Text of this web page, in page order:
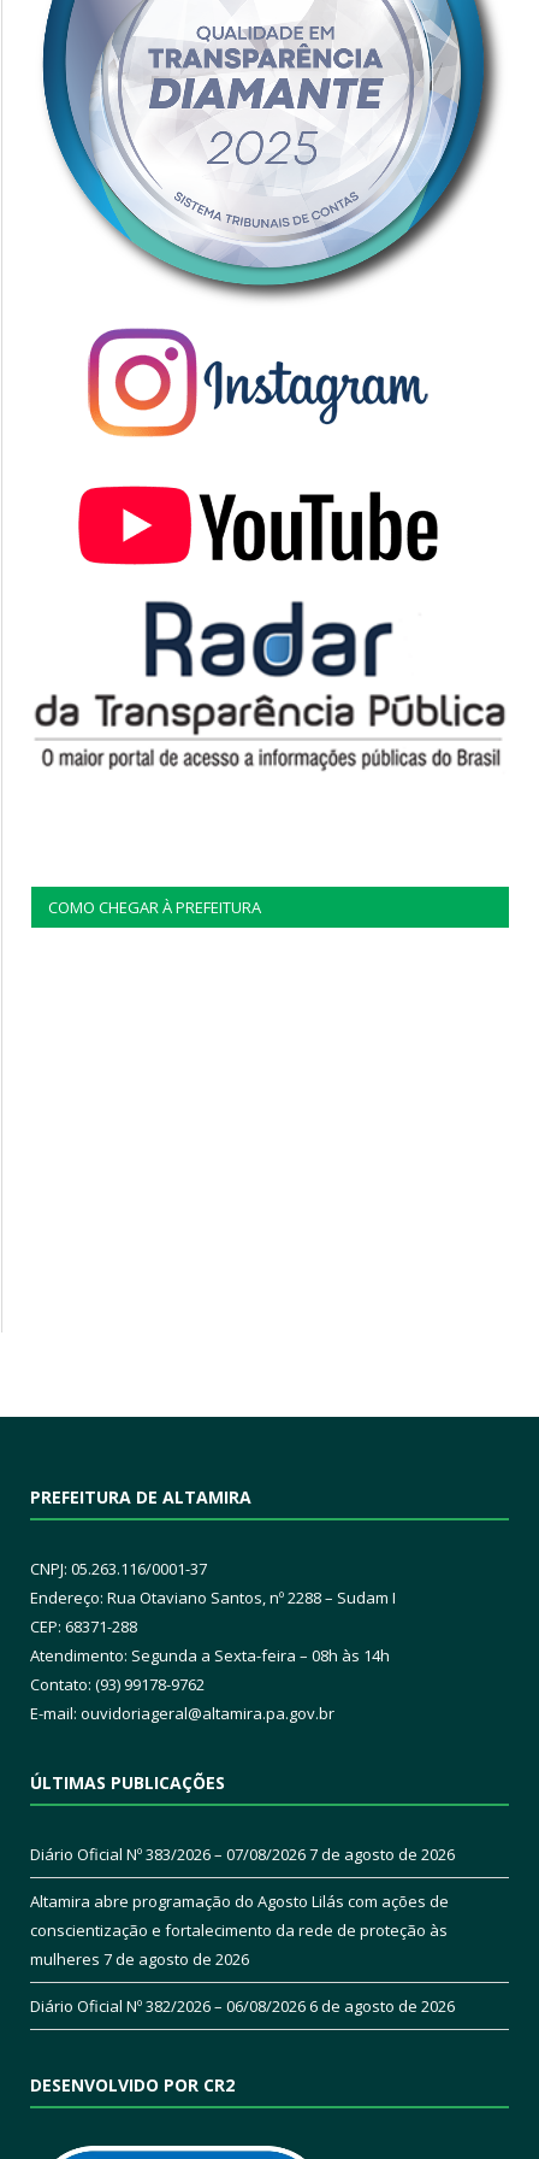
COMO CHEGAR À PREFEITURA
PREFEITURA DE ALTAMIRA
CNPJ: 05.263.116/0001-37
Endereço: Rua Otaviano Santos, nº 2288 – Sudam I
CEP: 68371-288
Atendimento: Segunda a Sexta-feira – 08h às 14h
Contato: (93) 99178-9762
E-mail: ouvidoriageral@altamira.pa.gov.br
ÚLTIMAS PUBLICAÇÕES
Diário Oficial Nº 383/2026 – 07/08/20267 de agosto de 2026
Altamira abre programação do Agosto Lilás com ações de
conscientização e fortalecimento da rede de proteção às
mulheres 7 de agosto de 2026
Diário Oficial Nº 382/2026 – 06/08/20266 de agosto de 2026
DESENVOLVIDO POR CR2